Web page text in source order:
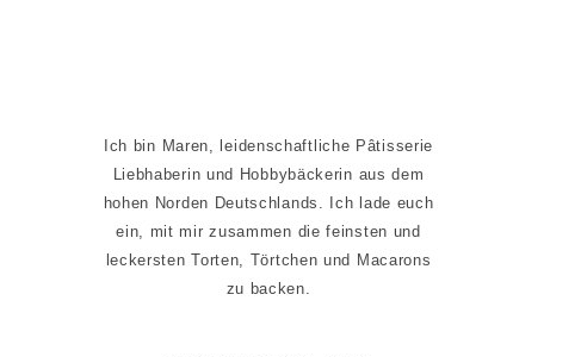
Ich bin Maren, leidenschaftliche Pâtisserie
Liebhaberin und Hobbybäckerin aus dem
hohen Norden Deutschlands. Ich lade euch
ein, mit mir zusammen die feinsten und
leckersten Torten, Törtchen und Macarons
zu backen.